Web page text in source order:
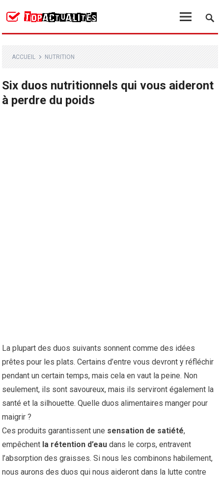
ACCUEIL NUTRITION
Six duos nutritionnels qui vous aideront
à perdre du poids
La plupart des duos suivants sonnent comme des idées
prêtes pour les plats. Certains d’entre vous devront y réfléchir
pendant un certain temps, mais cela en vaut la peine. Non
seulement, ils sont savoureux, mais ils serviront également la
santé et la silhouette. Quelle duos alimentaires manger pour
maigrir ?
Ces produits garantissent une sensation de satiété,
empêchent la rétention d’eau dans le corps, entravent
l’absorption des graisses. Si nous les combinons habilement,
nous aurons des duos qui nous aideront dans la lutte contre